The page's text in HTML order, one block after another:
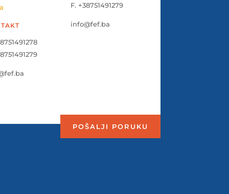
F. +38751491279
info@fef.ba
POŠALJI PORUKU